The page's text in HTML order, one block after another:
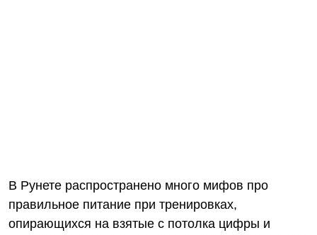
В Рунете распространено много мифов про
правильное питание при тренировках,
опирающихся на взятые с потолка цифры и